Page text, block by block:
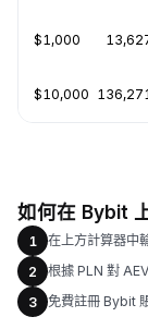
$1,000
$10,000
如何在 Bybit
1
在上方計算器中
2
根據 PLN 對
3
免費註冊 Bybit